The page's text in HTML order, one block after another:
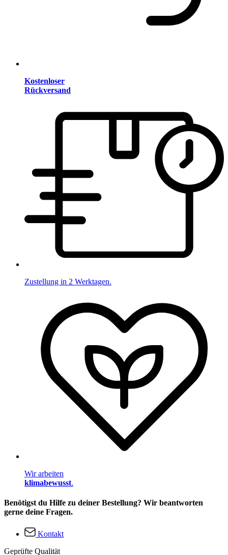
Kostenloser
Rückversand
Zustellung in 2 Werktagen.
Wir arbeiten
klimabewusst.
Benötigst du Hilfe zu deiner Bestellung? Wir beantworten
gerne deine Fragen.
Kontakt
Geprüfte Qualität